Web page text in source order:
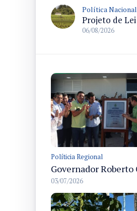
Política Nacional
06/08/2026
Políticia Regional
03/07/2026